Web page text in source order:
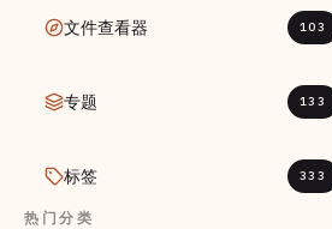
文件查看器 103
专题 133
标签 333
热门分类